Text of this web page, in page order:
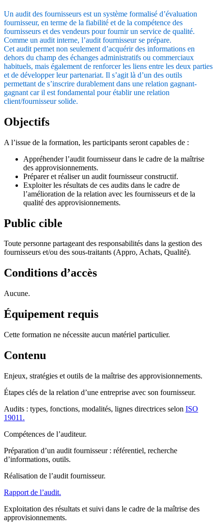
Un audit des fournisseurs est un système formalisé d’évaluation
fournisseur, en terme de la fiabilité et de la compétence des
fournisseurs et des vendeurs pour fournir un service de qualité.
Comme un audit interne, l’audit fournisseur se prépare.
Cet audit permet non seulement d’acquérir des informations en
dehors du champ des échanges administratifs ou commerciaux
habituels, mais également de renforcer les liens entre les deux parties
et de développer leur partenariat. Il s’agit là d’un des outils
permettant de s’inscrire durablement dans une relation gagnant-
gagnant car il est fondamental pour établir une relation
client/fournisseur solide.
Objectifs
A l’issue de la formation, les participants seront capables de :
Appréhender l’audit fournisseur dans le cadre de la maîtrise
des approvisionnements.
Préparer et réaliser un audit fournisseur constructif.
Exploiter les résultats de ces audits dans le cadre de
l’amélioration de la relation avec les fournisseurs et de la
qualité des approvisionnements.
Public cible
Toute personne partageant des responsabilités dans la gestion des
fournisseurs et/ou des sous-traitants (Appro, Achats, Qualité).
Conditions d’accès
Aucune.
Équipement requis
Cette formation ne nécessite aucun matériel particulier.
Contenu
Enjeux, stratégies et outils de la maîtrise des approvisionnements.
Étapes clés de la relation d’une entreprise avec son fournisseur.
Audits : types, fonctions, modalités, lignes directrices selon ISO
19011.
Compétences de l’auditeur.
Préparation d’un audit fournisseur : référentiel, recherche
d’informations, outils.
Réalisation de l’audit fournisseur.
Rapport de l’audit.
Exploitation des résultats et suivi dans le cadre de la maîtrise des
approvisionnements.